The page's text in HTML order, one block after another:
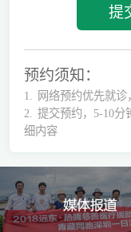
预约须知：
1.
网络预约优先就诊
2.
提交预约，5-10分
细内容